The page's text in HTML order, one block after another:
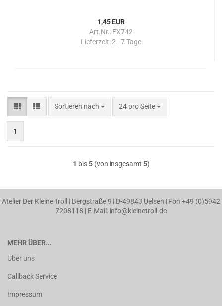
1,45 EUR
Art.Nr.: EX742
Lieferzeit:2 - 7 Tage
Sortieren nach
Sortieren nach 24 pro Seite
pro Seite
1
1 bis5(von insgesamt 5)
Atelier Der Kleine Troll | Bergstraße 9 | D-49843 Uelsen | Fon +49 (0)5942
7208118 | E-Mail: info@kleinetroll.de
MEHR ÜBER...
Über uns
Callback Service
Impressum